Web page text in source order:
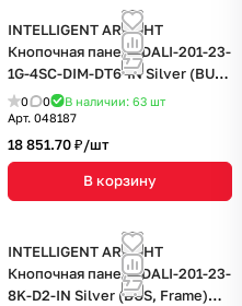
INTELLIGENT ARLIGHT
Кнопочная панель DALI-201-23-
1G-4SC-DIM-DT6-IN Silver (BUS,
Frame) (IARL, IP20 Металл, 3
года)
0 0 В наличии: 63 шт
Арт. 048187
18 851.70 ₽/шт
В корзину
INTELLIGENT ARLIGHT
Кнопочная панель DALI-201-23-
8K-D2-IN Silver (BUS, Frame)